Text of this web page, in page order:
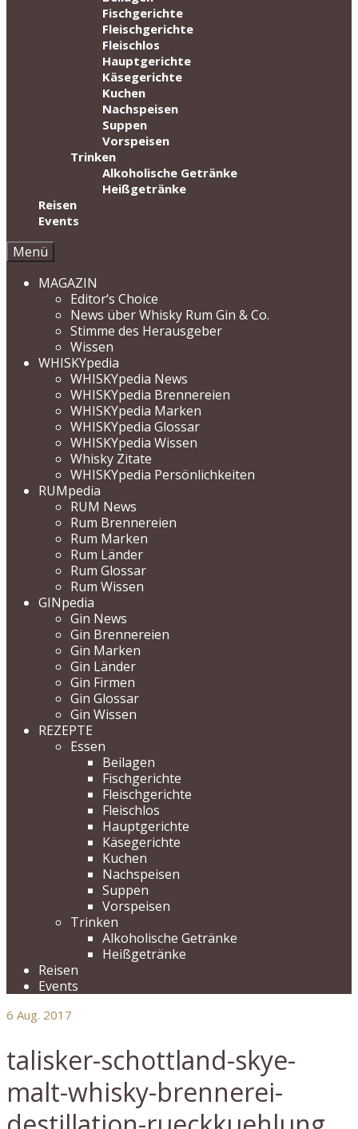
Fischgerichte
Fleischgerichte
Fleischlos
Hauptgerichte
Käsegerichte
Kuchen
Nachspeisen
Suppen
Vorspeisen
Trinken
Alkoholische Getränke
Heißgetränke
Reisen
Events
Menü
MAGAZIN
Editor‘s Choice
News über Whisky Rum Gin & Co.
Stimme des Herausgeber
Wissen
WHISKYpedia
WHISKYpedia News
WHISKYpedia Brennereien
WHISKYpedia Marken
WHISKYpedia Glossar
WHISKYpedia Wissen
Whisky Zitate
WHISKYpedia Persönlichkeiten
RUMpedia
RUM News
Rum Brennereien
Rum Marken
Rum Länder
Rum Glossar
Rum Wissen
GINpedia
Gin News
Gin Brennereien
Gin Marken
Gin Länder
Gin Firmen
Gin Glossar
Gin Wissen
REZEPTE
Essen
Beilagen
Fischgerichte
Fleischgerichte
Fleischlos
Hauptgerichte
Käsegerichte
Kuchen
Nachspeisen
Suppen
Vorspeisen
Trinken
Alkoholische Getränke
Heißgetränke
Reisen
Events
6 Aug. 2017
talisker-schottland-skye-
malt-whisky-brennerei-